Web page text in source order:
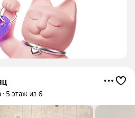
5 этаж из 6